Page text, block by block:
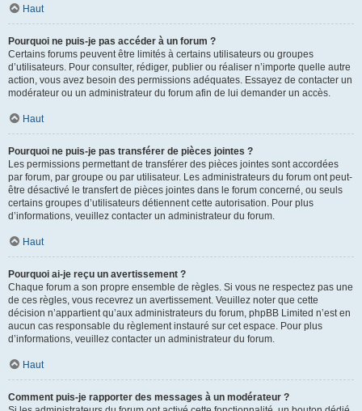
Haut
Pourquoi ne puis-je pas accéder à un forum ?
Certains forums peuvent être limités à certains utilisateurs ou groupes
d’utilisateurs. Pour consulter, rédiger, publier ou réaliser n’importe quelle autre
action, vous avez besoin des permissions adéquates. Essayez de contacter un
modérateur ou un administrateur du forum afin de lui demander un accès.
Haut
Pourquoi ne puis-je pas transférer de pièces jointes ?
Les permissions permettant de transférer des pièces jointes sont accordées
par forum, par groupe ou par utilisateur. Les administrateurs du forum ont peut-
être désactivé le transfert de pièces jointes dans le forum concerné, ou seuls
certains groupes d’utilisateurs détiennent cette autorisation. Pour plus
d’informations, veuillez contacter un administrateur du forum.
Haut
Pourquoi ai-je reçu un avertissement ?
Chaque forum a son propre ensemble de règles. Si vous ne respectez pas une
de ces règles, vous recevrez un avertissement. Veuillez noter que cette
décision n’appartient qu’aux administrateurs du forum, phpBB Limited n’est en
aucun cas responsable du règlement instauré sur cet espace. Pour plus
d’informations, veuillez contacter un administrateur du forum.
Haut
Comment puis-je rapporter des messages à un modérateur ?